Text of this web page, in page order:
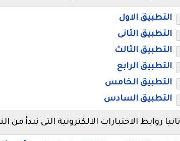
التطبيق الاول
التطبيق الثانى
التطبيق الثالث
التطبيق الرابع
التطبيق الخامس
التطبيق السادس
ثانيا روابط الاختبارات الالكترونية التى تبدأ من